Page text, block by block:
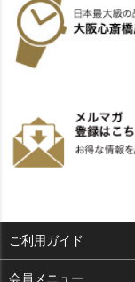
ご利用ガイド
よくある質問
会員メニュー